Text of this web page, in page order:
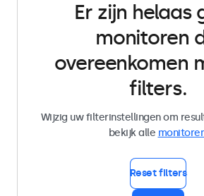
Er zijn helaas
monitoren
overeenkomen
filters.
Wijzig uw filterinstellingen om
bekijk alle
Reset filters